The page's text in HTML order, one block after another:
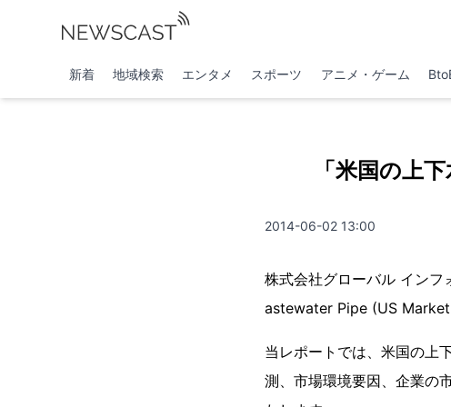
新着 地域検索 エンタメ スポーツ アニメ・ゲーム
「米国の上
2014-06-02 13:00
株式会社グローバル イン
astewater Pipe (US Market
当レポートでは、米国の上
測、市場環境要因、企業の